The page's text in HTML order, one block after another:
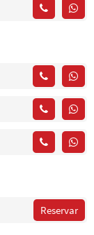
Reservar